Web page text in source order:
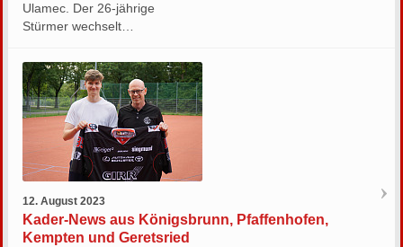
Ulamec. Der 26-jährige
Stürmer wechselt…
12. August 2023
Kader-News aus Königsbrunn, Pfaffenhofen,
Kempten und Geretsried